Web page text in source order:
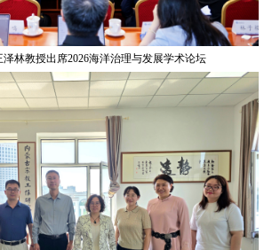
林教授出席2026海洋治理与发展学术论坛